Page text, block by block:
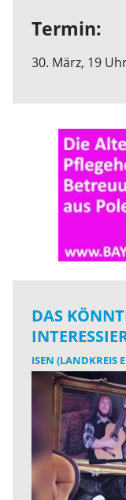
Termin:
30. März, 19
DAS
ISEN (LANDKREIS